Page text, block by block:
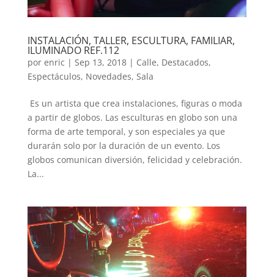
INSTALACIÓN, TALLER, ESCULTURA, FAMILIAR,
ILUMINADO REF.112
por enric | Sep 13, 2018| Calle, Destacados,
Espectáculos, Novedades, Sala
Es un artista que crea instalaciones, figuras o moda
a partir de globos. Las esculturas en globo son una
forma de arte temporal, y son especiales ya que
durarán solo por la duración de un evento. Los
globos comunican diversión, felicidad y celebración.
La...